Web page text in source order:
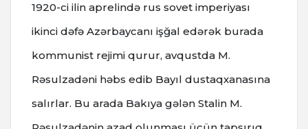
1920-ci ilin aprelində rus sovet imperiyası
ikinci dəfə Azərbaycanı işğal edərək burada
kommunist rejimi qurur, avqustda M.
Rəsulzadəni həbs edib Bayıl dustaqxanasına
salırlar. Bu arada Bakıya gələn Stalin M.